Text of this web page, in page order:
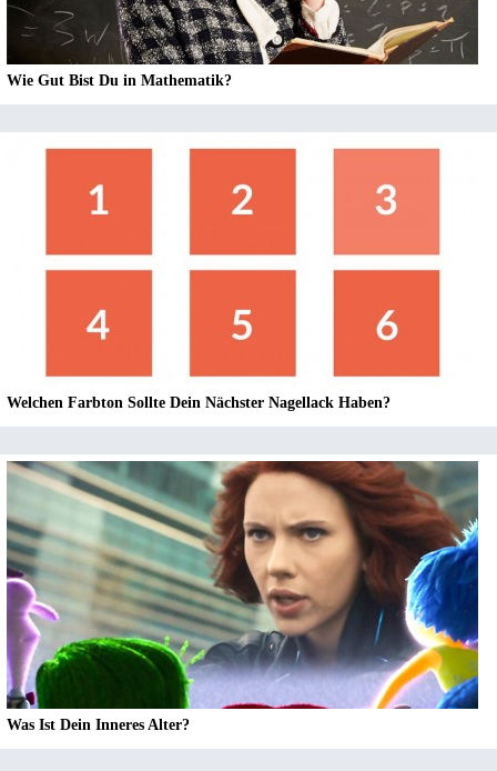
Wie Gut Bist Du in Mathematik?
Welchen Farbton Sollte Dein Nächster Nagellack Haben?
Was Ist Dein Inneres Alter?